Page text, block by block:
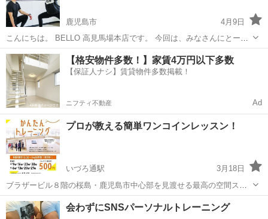
鹿児島市
4月9日
こんにちは。 BELLO 高見馬場本店です。 今回は、みなさんにとーー
てもお得なクーポン情報を解禁します。 今来て頂いた方には、初回体
験を「無料」にて行いたいと思います。 緊急事態宣言も全国で解除に
なり、つい...
鹿児島 鹿児島市 その他 パーソナルトレーニング
【格安物件多数！】家賃4万円以下多数
【保証人ナシ】賃貸物件多数掲載！
ニフティ不動産 Ad
プロが教える簡単ワンコインレッスン！
いづろ通駅
3月18日
ブラザービル８階の桜島・鹿児島市中心部を見渡せる最高の空間スタ
ジオでストレッチ・全身運動・体幹バランストレーニングを行ってみ
ませんか？ 料金は60分1レッスン500円と気軽に参加していただけるよ
鹿児島 鹿児島市 いづろ通駅 その他
会わずにSNSパーソナルトレーニング